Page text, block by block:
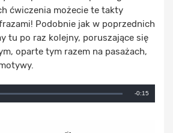
ćwiczenia możecie te takty
Podobnie jak w poprzednich
tu po raz kolejny, poruszające się
oparte tym razem na pasażach,
Remaining
-0:15